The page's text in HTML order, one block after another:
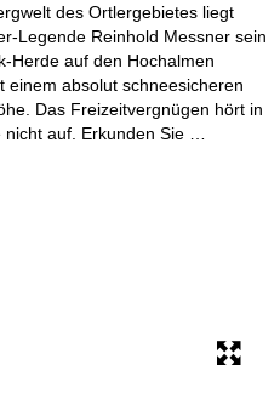
des Ortlergebietes liegt
Legende Reinhold Messner sein
Herde auf den Hochalmen
einem absolut schneesicheren
Das Freizeitvergnügen hört in
auf. Erkunden Sie …